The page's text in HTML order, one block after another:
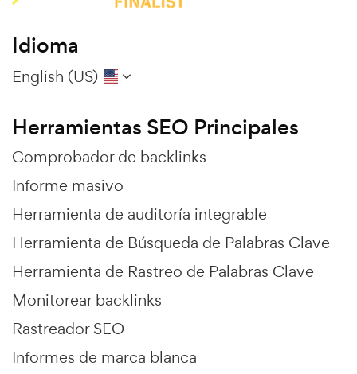
Idioma
English (US)
Herramientas SEO Principales
Comprobador de backlinks
Informe masivo
Herramienta de auditoría integrable
Herramienta de Búsqueda de Palabras Clave
Herramienta de Rastreo de Palabras Clave
Monitorear backlinks
Rastreador SEO
Informes de marca blanca